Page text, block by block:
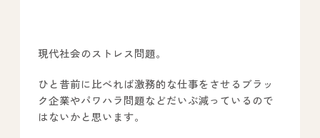
事業所のご案内
－ オールピース宗像事業所
－ オールピース福津事業所
現代社会のストレス問題。
ひと昔前に比べれば激務的な仕事をさせるブラッ
ク企業やパワハラ問題などだいぶ減っているので
はないかと思います。